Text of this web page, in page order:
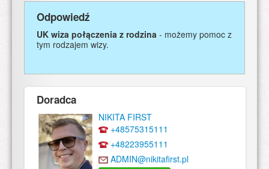
Odpowiedź
UK wiza połączenia z rodzina - możemy pomoc z
tym rodzajem wizy.
Doradca
NIKITA FIRST
+48575315111
+48223955111
ADMIN@nikitafirst.pl